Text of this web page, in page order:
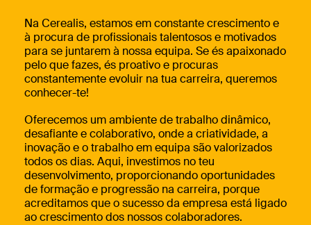
Na Cerealis, estamos em constante crescimento e
à procura de profissionais talentosos e motivados
para se juntarem à nossa equipa. Se és apaixonado
pelo que fazes, és proativo e procuras
constantemente evoluir na tua carreira, queremos
conhecer-te!
Oferecemos um ambiente de trabalho dinâmico,
desafiante e colaborativo, onde a criatividade, a
inovação e o trabalho em equipa são valorizados
todos os dias. Aqui, investimos no teu
desenvolvimento, proporcionando oportunidades
de formação e progressão na carreira, porque
acreditamos que o sucesso da empresa está ligado
ao crescimento dos nossos colaboradores.